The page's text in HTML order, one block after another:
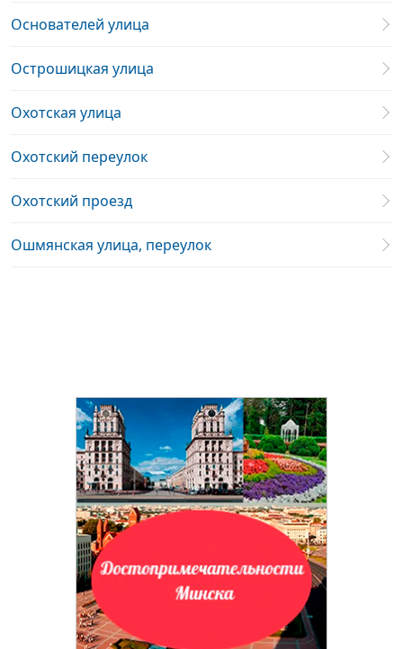
Основателей улица
Острошицкая улица
Охотская улица
Охотский переулок
Охотский проезд
Ошмянская улица, переулок